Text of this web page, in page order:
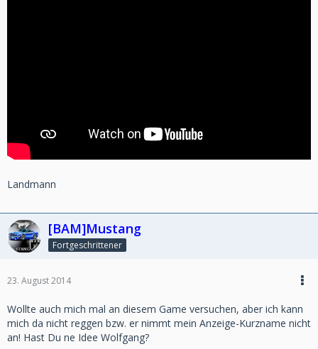
Landmann
[BAM]Mustang
Fortgeschrittener
23. August 2014
Wollte auch mich mal an diesem Game versuchen, aber ich kann
mich da nicht reggen bzw. er nimmt mein Anzeige-Kurzname nicht
an! Hast Du ne Idee Wolfgang?